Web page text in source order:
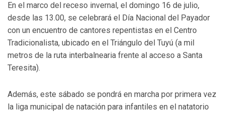
En el marco del receso invernal, el domingo 16 de julio,
desde las 13.00, se celebrará el Día Nacional del Payador
con un encuentro de cantores repentistas en el Centro
Tradicionalista, ubicado en el Triángulo del Tuyú (a mil
metros de la ruta interbalnearia frente al acceso a Santa
Teresita).
Además, este sábado se pondrá en marcha por primera vez
la liga municipal de natación para infantiles en el natatorio